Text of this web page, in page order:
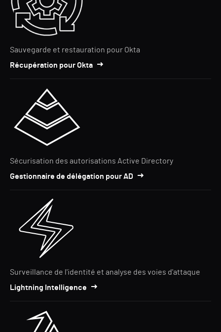
Sauvegarde et restauration pour Okta
Récupération pour Okta
Sécurisation des autorisations Active Directory
Gestionnaire de délégation pour AD
Surveillance de l'identité et analyse des voies d'attaque
Lightning Intelligence